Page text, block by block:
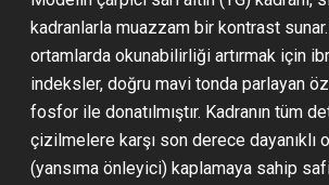
kadranlarla muazzam bir kontrast sunar.
ortamlarda okunabilirliği artırmak için
indeksler, doğru mavi tonda parlayan
fosfor ile donatılmıştır. Kadranın tüm
çizilmelere karşı son derece dayanıklı
(yansıma önleyici) kaplamaya sahip